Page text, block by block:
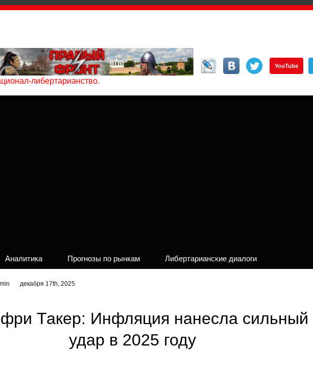
либертарианство.
YouTube
Аналитика Прогнозы по рынкам Либертарианские диалоги
декабря 17th, 2025
Такер: Инфляция нанесла сильный
удар в 2025 году